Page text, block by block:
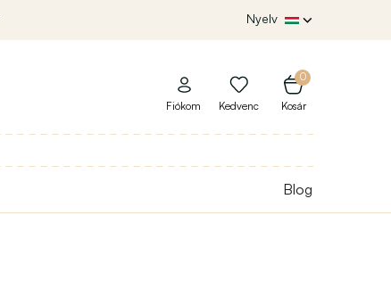
Nyelv
0
Kosár
Fiókom Kedvenc
Blog